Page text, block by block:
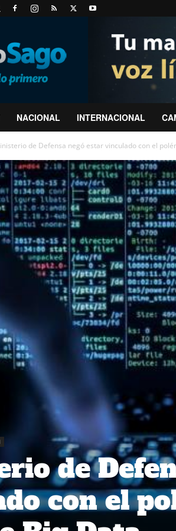
NACIONAL INTERNACIONAL
de Defensa negó estar vinculado con el
de
con el